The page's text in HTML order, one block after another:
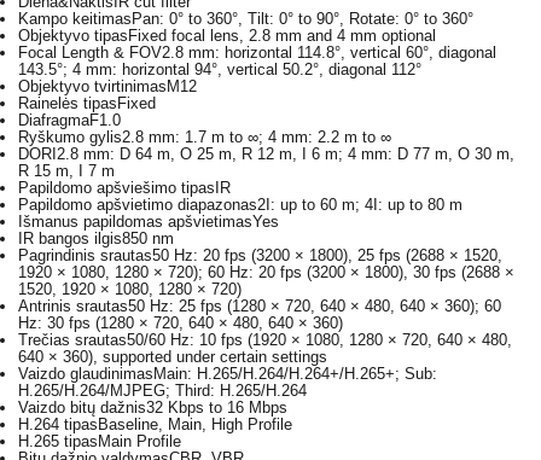
Kampo keitimas Pan: 0° to 360°, Tilt: 0° to 90°, Rotate: 0° to 360°
Objektyvo tipas Fixed focal lens, 2.8 mm and 4 mm optional
Focal Length & FOV2.8 mm: horizontal 114.8°, vertical 60°, diagonal
143.5°; 4 mm: horizontal 94°, vertical 50.2°, diagonal 112°
Objektyvo tvirtinimas M12
Rainelės tipas Fixed
DiafragmaF1.0
Ryškumo gylis2.8 mm: 1.7 m to ∞; 4 mm: 2.2 m to ∞
DORI 2.8 mm: D 64 m, O 25 m, R 12 m, I 6 m; 4 mm: D 77 m, O 30 m,
R 15 m, I 7 m
Papildomo apšviešimo tipas IR
Papildomo apšvietimo diapazonas2I: up to 60 m; 4I: up to 80 m
Išmanus papildomas apšvietimasYes
IR bangos ilgis850 nm
Pagrindinis srautas50 Hz: 20 fps (3200 × 1800), 25 fps (2688 × 1520,
1920 × 1080, 1280 × 720); 60 Hz: 20 fps (3200 × 1800), 30 fps (2688 ×
1520, 1920 × 1080, 1280 × 720)
Antrinis srautas50 Hz: 25 fps (1280 × 720, 640 × 480, 640 × 360); 60
Hz: 30 fps (1280 × 720, 640 × 480, 640 × 360)
Trečias srautas50/60 Hz: 10 fps (1920 × 1080, 1280 × 720, 640 × 480,
640 × 360), supported under certain settings
Vaizdo glaudinimas Main: H.265/H.264/H.264+/H.265+; Sub:
H.265/H.264/MJPEG; Third: H.265/H.264
Vaizdo bitų dažnis32 Kbps to 16 Mbps
H.264 tipas Baseline, Main, High Profile
H.265 tipas Main Profile